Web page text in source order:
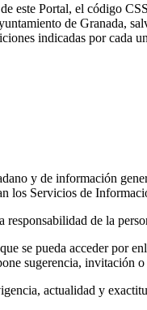
este Portal, el código
de Granada,
indicadas por cada
y de información
los Servicios de
de la
se pueda acceder por
sugerencia, invitación
actualidad y